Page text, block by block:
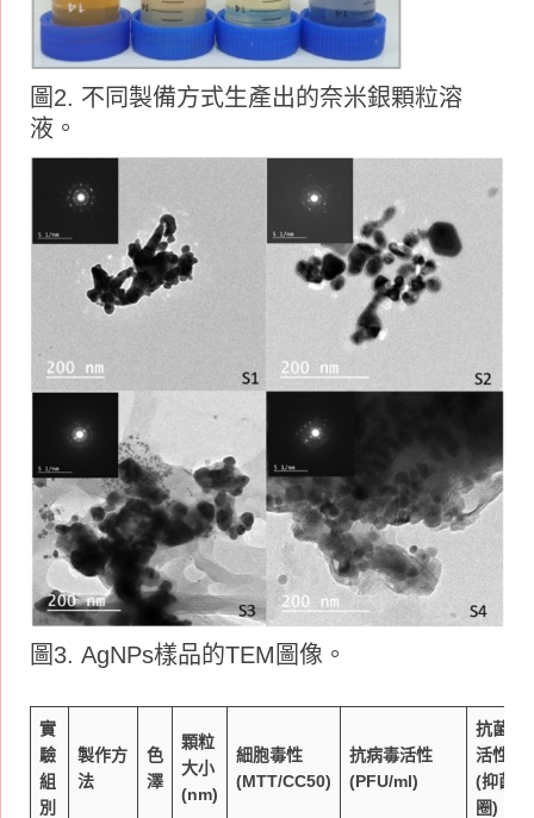
圖2. 不同製備方式生產出的奈米銀顆粒溶
液。
圖3. AgNPs樣品的TEM圖像。
實
驗
組
別
製作方
法
色
澤
顆粒
大小
(nm)
細胞毒性
(MTT/CC50)
抗病毒活性
(PFU/ml)
抗菌
活性
(抑菌
圈)